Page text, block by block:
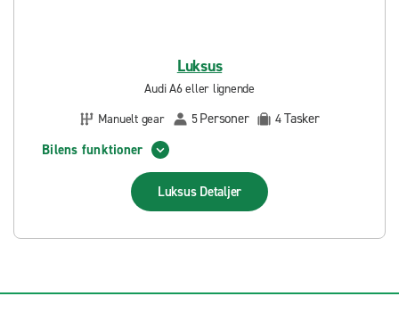
Luksus
Audi A6 eller lignende
Manuelt gear
5Personer 4Tasker
Bilens funktioner
Luksus Detaljer